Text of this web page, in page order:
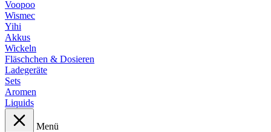
Voopoo
Wismec
Yihi
Akkus
Wickeln
Fläschchen & Dosieren
Ladegeräte
Sets
Aromen
Liquids
Menü